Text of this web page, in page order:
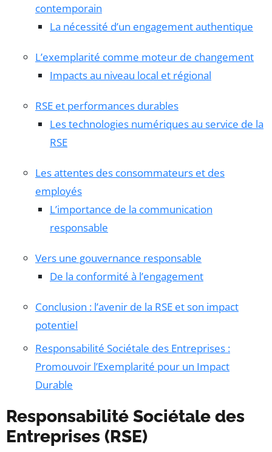
contemporain
La nécessité d’un engagement authentique
L’exemplarité comme moteur de changement
Impacts au niveau local et régional
RSE et performances durables
Les technologies numériques au service de la
RSE
Les attentes des consommateurs et des
employés
L’importance de la communication
responsable
Vers une gouvernance responsable
De la conformité à l’engagement
Conclusion : l’avenir de la RSE et son impact
potentiel
Responsabilité Sociétale des Entreprises :
Promouvoir l’Exemplarité pour un Impact
Durable
Responsabilité Sociétale des
Entreprises (RSE)